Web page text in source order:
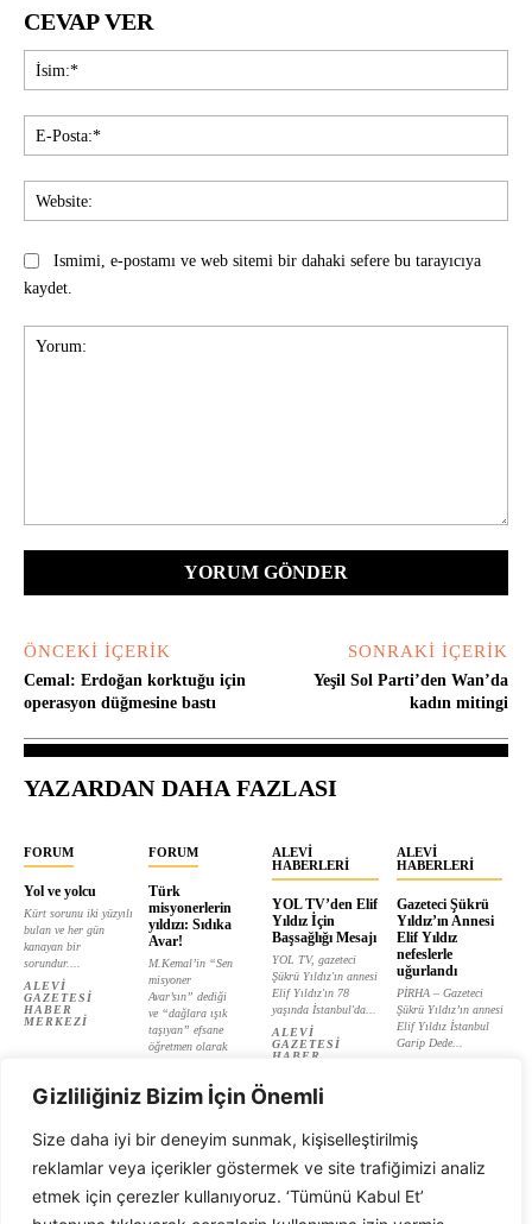
Gizliliğiniz Bizim İçin Önemli
Size daha iyi bir deneyim sunmak, kişiselleştirilmiş
reklamlar veya içerikler göstermek ve site trafiğimizi analiz
etmek için çerezler kullanıyoruz. ‘Tümünü Kabul Et’
CEVAP VER
Ismimi, e-postamı ve web sitemi bir dahaki sefere bu tarayıcıya
kaydet.
ÖNCEKI İÇERIK
Cemal: Erdoğan korktuğu için
operasyon düğmesine bastı
SONRAKI İÇERIK
Yeşil Sol Parti’den Wan’da
kadın mitingi
YAZARDAN DAHA FAZLASI
FORUM
Yol ve yolcu
Kürt sorunu iki yüzyılı
bulan ve her gün
kanayan bir
sorundur....
ALEVI
GAZETESI
HABER
MERKEZI
FORUM
Türk
misyonerlerin
yıldızı: Sıdıka
Avar!
M.Kemal’in “Sen
misyoner
Avar’sın” dediği
ve “dağlara ışık
taşıyan” efsane
öğretmen olarak
ALEVI
GAZETESI
ALEVI
HABERLERI
YOL TV’den Elif
Yıldız İçin
Başsağlığı Mesajı
YOL TV, gazeteci
Şükrü Yıldız'ın annesi
Elif Yıldız'ın 78
yaşında İstanbul'da...
ALEVI
GAZETESI
HABER
ALEVI
HABERLERI
Gazeteci Şükrü
Yıldız’ın Annesi
Elif Yıldız
nefeslerle
uğurlandı
PİRHA – Gazeteci
Şükrü Yıldız’ın annesi
Elif Yıldız İstanbul
Garip Dede...